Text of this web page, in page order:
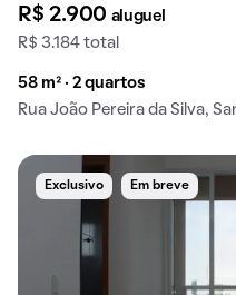
R$ 2.900 aluguel
R$ 3.184 total
58 m² · 2 quartos
Rua João Pereira da Silva,
Exclusivo Em breve